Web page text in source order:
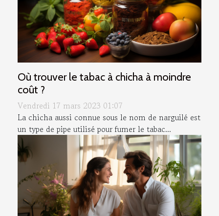
Où trouver le tabac à chicha à moindre
coût ?
Vendredi 17 mars 2023 01:07
La chicha aussi connue sous le nom de narguilé est
un type de pipe utilisé pour fumer le tabac...